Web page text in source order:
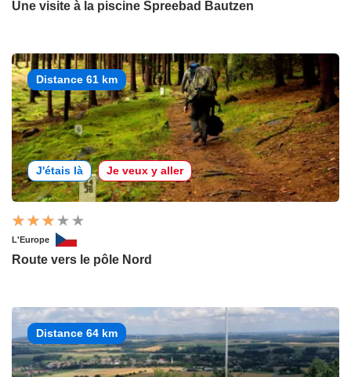
Une visite à la piscine Spreebad Bautzen
Distance 61 km
J'étais là Je veux y aller
L'Europe
Route vers le pôle Nord
Distance 64 km